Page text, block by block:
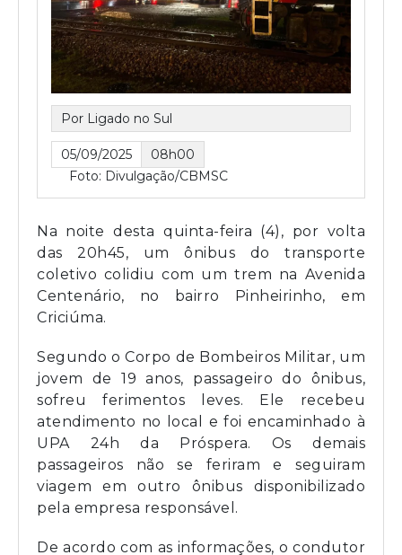
Por Ligado no Sul
05/09/2025
08h00
Foto: Divulgação/CBMSC
Na noite desta quinta-feira (4), por volta
das 20h45, um ônibus do transporte
coletivo colidiu com um trem na Avenida
Centenário, no bairro Pinheirinho, em
Criciúma.
Segundo o Corpo de Bombeiros Militar, um
jovem de 19 anos, passageiro do ônibus,
sofreu ferimentos leves. Ele recebeu
atendimento no local e foi encaminhado à
UPA 24h da Próspera. Os demais
passageiros não se feriram e seguiram
viagem em outro ônibus disponibilizado
pela empresa responsável.
De acordo com as informações, o condutor